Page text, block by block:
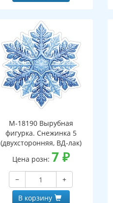
М-18190 Вырубная
фигурка. Снежинка 5
(двухсторонняя, ВД-лак)
Цена розн: 7 ₽
−
+
В корзину